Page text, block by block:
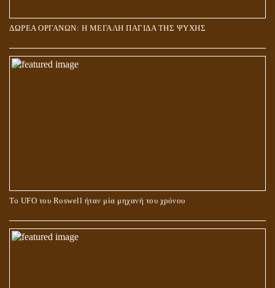
ΔΩΡΕΑ ΟΡΓΑΝΩΝ: Η ΜΕΓΑΛΗ ΠΑΓΙΔΑ ΤΗΣ ΨΥΧΗΣ
Το UFO του Roswell ήταν μία μηχανή του χρόνου